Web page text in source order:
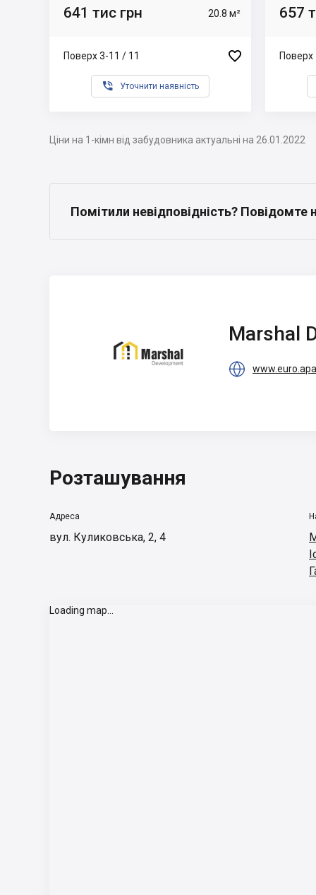
641 тис грн 20.8 м²
Поверх 3-11 / 11 
 Уточнити наявність
657
Поверх
Ціни на 1-кімн від забудовника актуальні на 26.01.2022
Помітили невідповідність? Повідомте
Marshal

Розташування
Адреса
вул. Куликовська, 2, 4
Loading map...